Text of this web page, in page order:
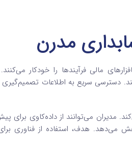
مدرن
مالی فرآیندها را خودکار
کنند. دسترسی سریع به اطلاعات
می‌توانند از داده‌کاوی برای
می‌دهد. هدف، استفاده از فناوری